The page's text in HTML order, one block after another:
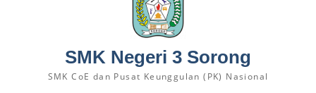
SMK Negeri 3 Sorong
SMK CoE dan Pusat Keunggulan (PK) Nasional